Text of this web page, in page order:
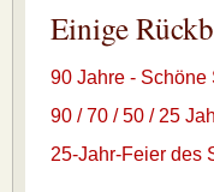
Einige
90 Jahre -
90 / 70 / 50 / 25
25-Jahr-Feier des